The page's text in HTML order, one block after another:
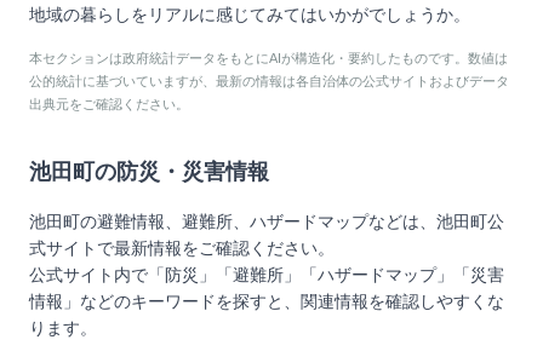
地域の暮らしをリアルに感じてみてはいかがでしょうか。
本セクションは政府統計データをもとにAIが構造化・要約したものです。数値は
公的統計に基づいていますが、最新の情報は各自治体の公式サイトおよびデータ
出典元をご確認ください。
池田町 の防災・災害情報
池田町の避難情報、避難所、ハザードマップなどは、 池田町公
式サイトで最新情報をご確認ください。
公式サイト内で「防災」「避難所」「ハザードマップ」「災害
情報」などのキーワードを探すと、関連情報を確認しやすくな
ります。